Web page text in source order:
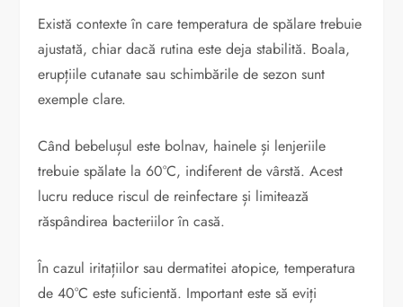
Există contexte în care temperatura de spălare trebuie
ajustată, chiar dacă rutina este deja stabilită. Boala,
erupțiile cutanate sau schimbările de sezon sunt
exemple clare.
Când bebelușul este bolnav, hainele și lenjeriile
trebuie spălate la 60°C, indiferent de vârstă. Acest
lucru reduce riscul de reinfectare și limitează
răspândirea bacteriilor în casă.
În cazul iritațiilor sau dermatitei atopice, temperatura
de 40°C este suficientă. Important este să eviți